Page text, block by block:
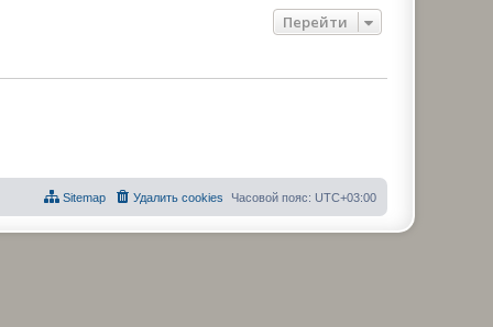
Перейти
Часовой пояс: UTC+03:00
Удалить cookies
Sitemap